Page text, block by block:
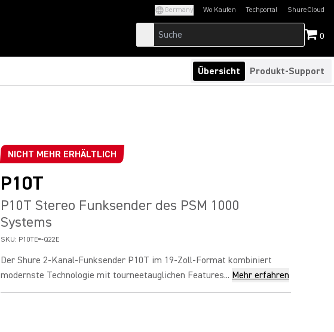
Germany Wo Kaufen Techportal
(Opens in a new tab)ShureCloud
(Opens in a new
0
Übersicht Produkt-Support
NICHT MEHR ERHÄLTLICH
P10T
P10T Stereo Funksender des PSM 1000
Systems
SKU: P10TE=-Q22E
Der Shure 2-Kanal-Funksender P10T im 19-Zoll-Format kombiniert
modernste Technologie mit tourneetauglichen Features... Mehr erfahren